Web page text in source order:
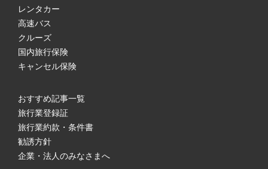
レンタカー
高速バス
クルーズ
国内旅行保険
キャンセル保険
おすすめ記事一覧
旅行業登録証
旅行業約款・条件書
勧誘方針
企業・法人のみなさまへ